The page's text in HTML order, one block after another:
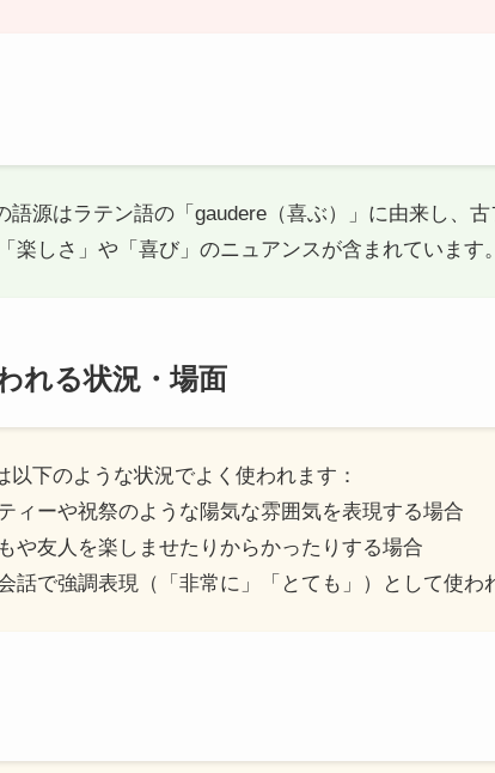
語源はラテン語の「gaudere（喜ぶ）」に由来し、
楽しさ」や「喜び」のニュアンスが含まれています。
れる状況・場面
以下のような状況でよく使われます：
ィーや祝祭のような陽気な雰囲気を表現する場合
や友人を楽しませたりからかったりする場合
話で強調表現（「非常に」「とても」）として使わ